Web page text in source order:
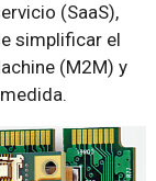
(SaaS),
simplificar el
(M2M) y